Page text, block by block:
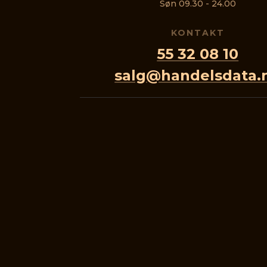
Søn 09.30 - 24.00
KONTAKT
55 32 08 10